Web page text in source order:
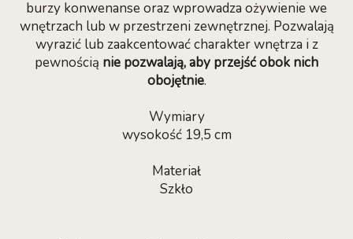
burzy konwenanse oraz wprowadza ożywienie we
wnętrzach lub w przestrzeni zewnętrznej. Pozwalają
wyrazić lub zaakcentować charakter wnętrza i z
pewnością nie pozwalają, aby przejść obok nich
obojętnie.
Wymiary
wysokość 19,5 cm
Materiał
Szkło